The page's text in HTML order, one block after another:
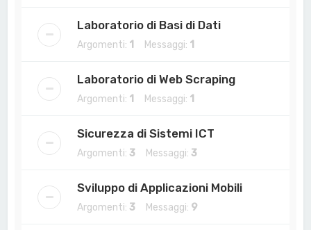
Laboratorio di Basi di Dati
Argomenti: 1 Messaggi: 1
Laboratorio di Web Scraping
Argomenti: 1 Messaggi: 1
Sicurezza di Sistemi ICT
Argomenti: 3 Messaggi: 3
Sviluppo di Applicazioni Mobili
Argomenti: 3 Messaggi: 9